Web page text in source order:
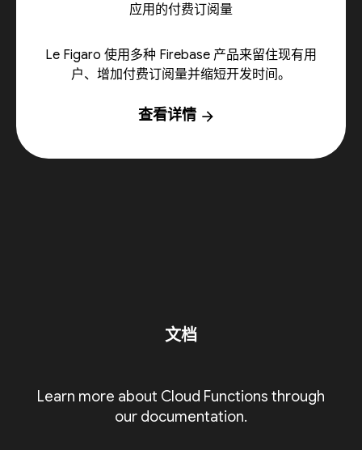
应用的付费订阅量
Le Figaro 使用多种 Firebase 产品来留住现有用
户、增加付费订阅量并缩短开发时间。
查看详情 arrow_forward
文档
Learn more about Cloud Functions through
our documentation.